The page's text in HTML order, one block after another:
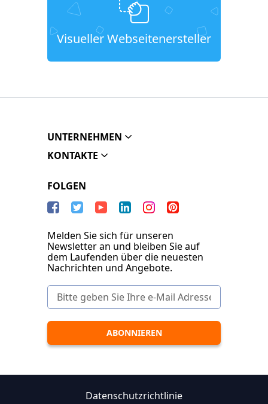
Visueller Webseitenersteller
UNTERNEHMEN
KONTAKTE
FOLGEN
Melden Sie sich für unseren
Newsletter an und bleiben Sie auf
dem Laufenden über die neuesten
Nachrichten und Angebote.
Datenschutzrichtlinie